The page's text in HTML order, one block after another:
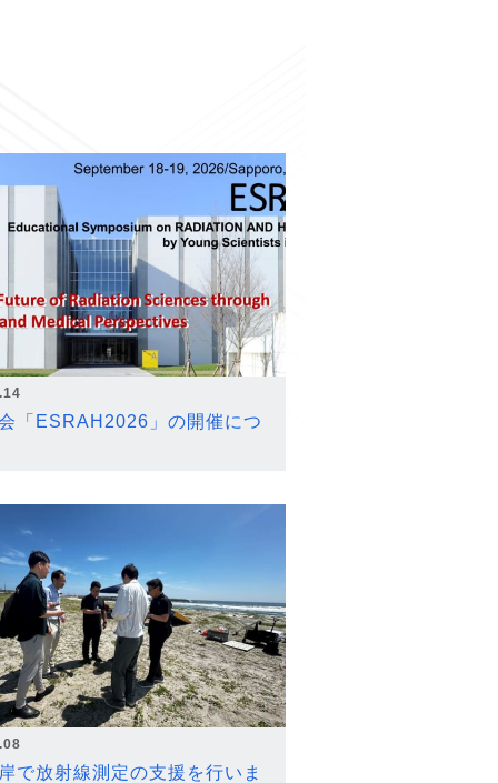
「ESRAH2026」の開催につ
で放射線測定の支援を行いま